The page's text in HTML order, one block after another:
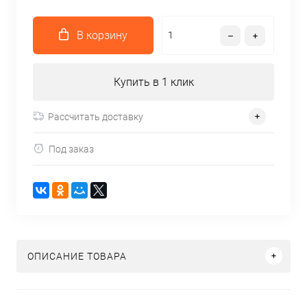
В корзину
Купить в 1 клик
Рассчитать доставку
Под заказ
ОПИСАНИЕ ТОВАРА